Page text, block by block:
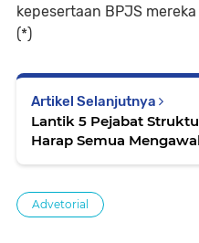
kepesertaan BPJS
(*)
Artikel Selanjutnya
Lantik 5 Pejabat
Harap Semua
Advetorial